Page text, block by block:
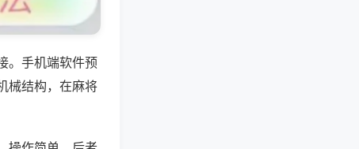
。手机端软件预
械结构，在麻将